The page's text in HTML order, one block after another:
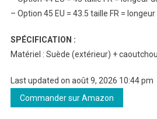
– Option 45 EU = 43.5 taille FR =
SPÉCIFICATION :
Matériel : Suède (extérieur) +
Last updated on août 9, 2026 10:44 pm
Commander sur Amazon